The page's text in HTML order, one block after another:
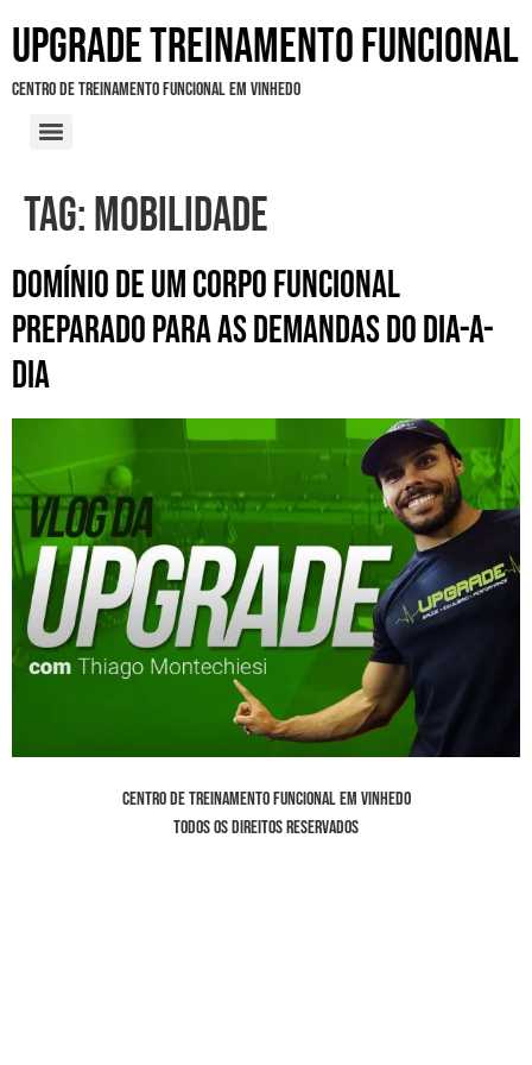
UpGrade Treinamento Funcional
Centro de Treinamento Funcional em Vinhedo
Tag:Mobilidade
Domínio de Um Corpo Funcional
Preparado Para As Demandas do Dia-a-
Dia
Centro de Treinamento Funcional em Vinhedo
Todos os direitos reservados